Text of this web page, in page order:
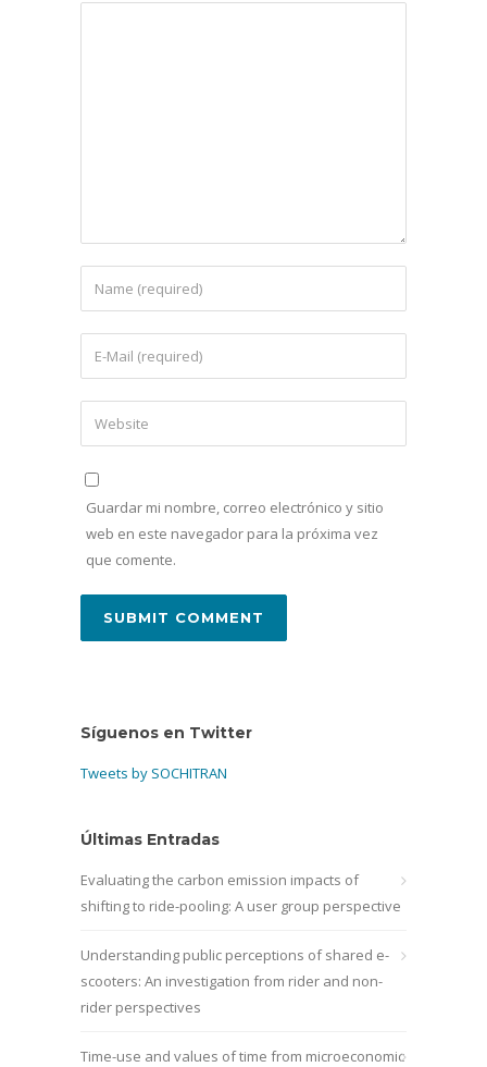
Guardar mi nombre, correo electrónico y sitio
web en este navegador para la próxima vez
que comente.
Síguenos en Twitter
Tweets by SOCHITRAN
Últimas Entradas
Evaluating the carbon emission impacts of
shifting to ride-pooling: A user group perspective
Understanding public perceptions of shared e-
scooters: An investigation from rider and non-
rider perspectives
Time-use and values of time from microeconomic